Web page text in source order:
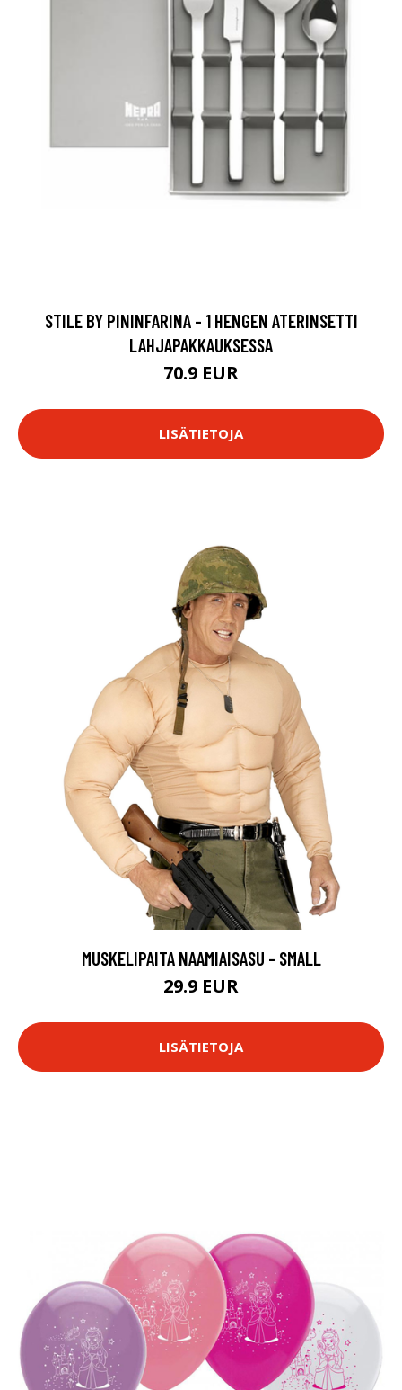
STILE BY PININFARINA - 1 HENGEN ATERINSETTI
LAHJAPAKKAUKSESSA
70.9 EUR
LISÄTIETOJA
MUSKELIPAITA NAAMIAISASU - SMALL
29.9 EUR
LISÄTIETOJA